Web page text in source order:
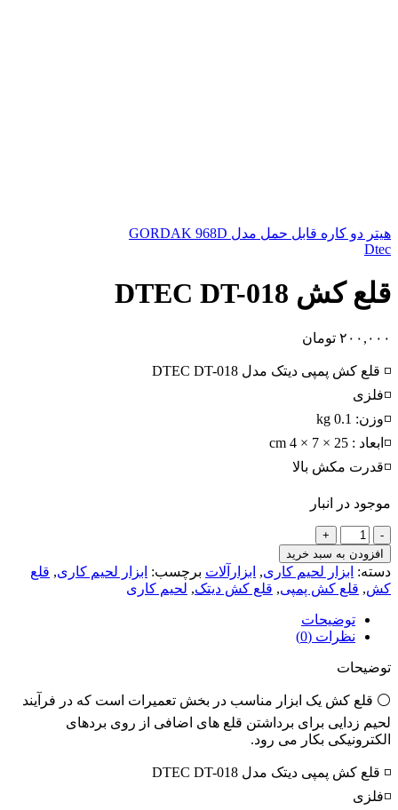
هیتر دو کاره قابل حمل مدل GORDAK 968D
Dtec
قلع کش DTEC DT-018
۲۰۰,۰۰۰ تومان
◽ قلع کش پمپی دیتک مدل DTEC DT-018
◽فلزی
◽وزن: 0.1 kg
◽ابعاد : 25 × 7 × 4 cm
◽قدرت مکش بالا
موجود در انبار
قلع
کش
DTEC
DT-
018
عدد
افزودن به سبد خرید
دسته: ابزار لحیم کاری, ابزارآلات برچسب: ابزار لحیم کاری, قلع
کش, قلع کش پمپی, قلع کش دیتک, لحیم کاری
توضیحات
نظرات (0)
توضیحات
⚪ قلع کش یک ابزار مناسب در بخش تعمیرات است که در فرآیند
لحیم زدایی برای برداشتن قلع های اضافی از روی بردهای
الکترونیکی بکار می رود.
◽ قلع کش پمپی دیتک مدل DTEC DT-018
◽فلزی